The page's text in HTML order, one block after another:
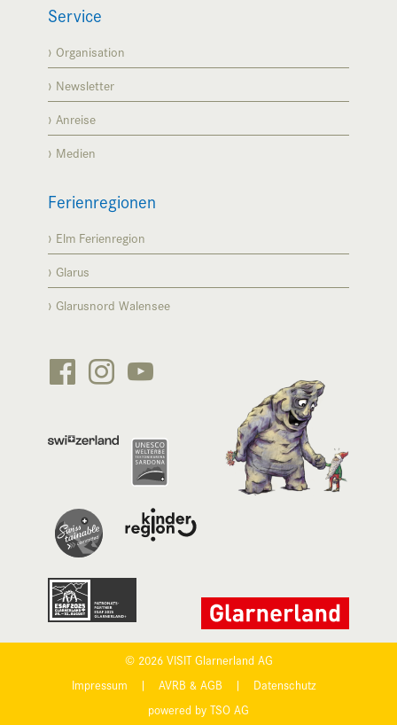
Service
Organisation
Newsletter
Anreise
Medien
Ferienregionen
Elm Ferienregion
Glarus
Glarusnord Walensee

 
© 2026 VISIT Glarnerland AG
Impressum
| AVRB & AGB |
Datenschutz
powered by TSO AG